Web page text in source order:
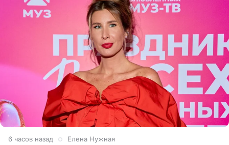
6 часов назад Елена Нужная